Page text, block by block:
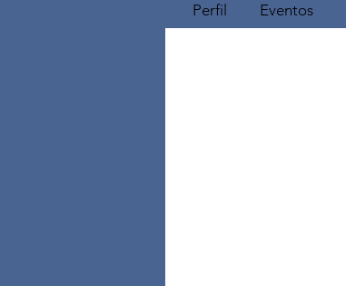
Perfil Eventos